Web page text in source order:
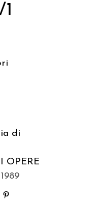
di
OPERE
1989